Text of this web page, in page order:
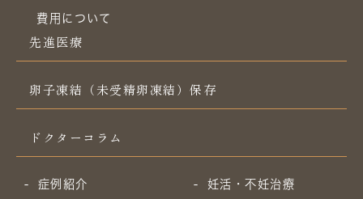
費用について
先進医療
卵子凍結（未受精卵凍結）保存
ドクターコラム
症例紹介 妊活・不妊治療